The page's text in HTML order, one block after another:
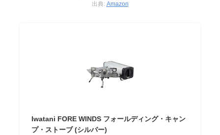
出典: Amazon
Iwatani FORE WINDS フォールディング・キャン
プ・ストーブ (シルバー)